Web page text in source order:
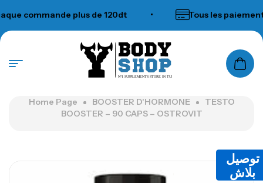
commande plus de 120dt Tous les paiements
N°1 SUPPLEMENTS STORE IN TUNISIA
Home Page BOOSTER D'HORMONE
TESTO
BOOSTER – 90 CAPS – OSTROVIT
توصيل
بلاش